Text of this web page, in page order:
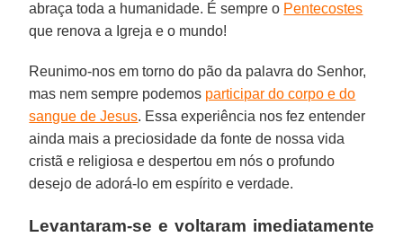
abraça toda a humanidade. É sempre o Pentecostes
que renova a Igreja e o mundo!
Reunimo-nos em torno do pão da palavra do Senhor,
mas nem sempre podemos participar do corpo e do
sangue de Jesus. Essa experiência nos fez entender
ainda mais a preciosidade da fonte de nossa vida
cristã e religiosa e despertou em nós o profundo
desejo de adorá-lo em espírito e verdade.
Levantaram-se e voltaram imediatamente